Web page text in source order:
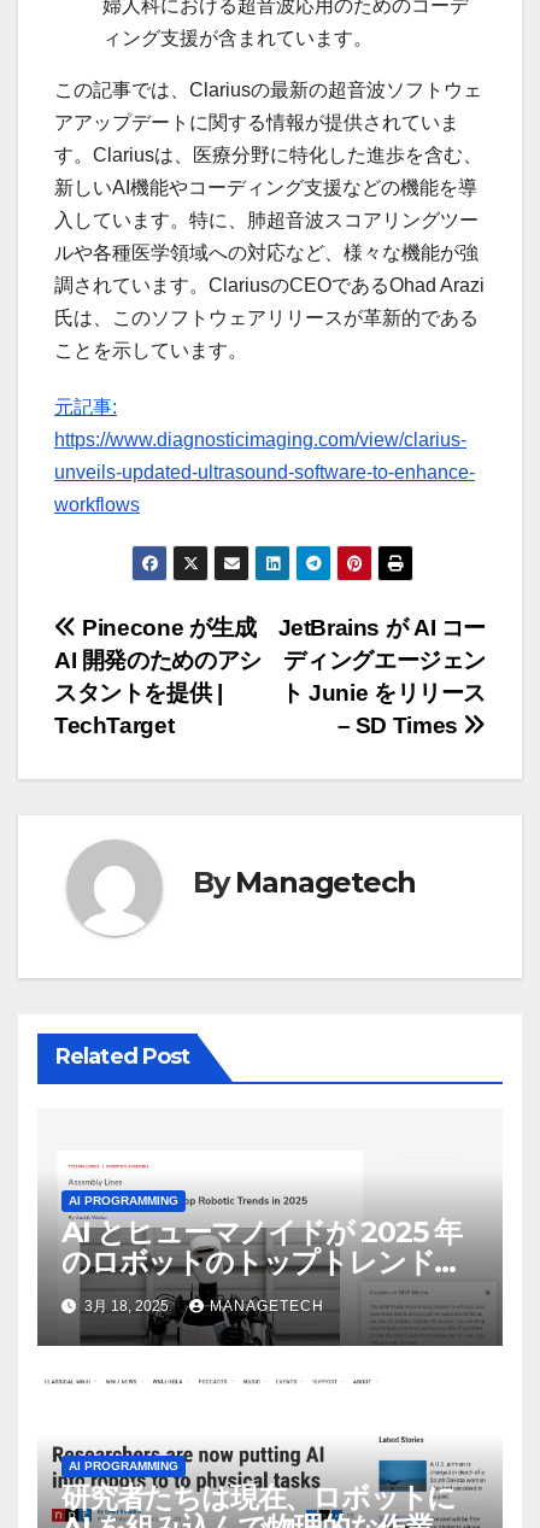
婦人科における超音波応用のためのコーデ
ィング支援が含まれています。
この記事では、Clariusの最新の超音波ソフトウェ
アアップデートに関する情報が提供されていま
す。Clariusは、医療分野に特化した進歩を含む、
新しいAI機能やコーディング支援などの機能を導
入しています。特に、肺超音波スコアリングツー
ルや各種医学領域への対応など、様々な機能が強
調されています。ClariusのCEOであるOhad Arazi
氏は、このソフトウェアリリースが革新的である
ことを示しています。
元記事:
https://www.diagnosticimaging.com/view/clarius-
unveils-updated-ultrasound-software-to-enhance-
workflows
投
稿
ナ
ビ
ゲ
ー
シ
ョ
ン
JetBrains が AI コー
ディングエージェン
ト Junie をリリース
– SD Times
Pinecone が生成
AI 開発のためのアシ
スタントを提供 |
TechTarget
ByManagetech
Related Post
AI PROGRAMMING
AI とヒューマノイドが 2025 年
のロボットのトップトレンドに |
ASSEMBLY
3月 18, 2025 MANAGETECH
AI PROGRAMMING
研究者たちは現在、ロボットに